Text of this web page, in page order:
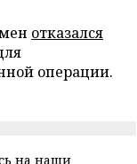
отказался
операции.
на наши